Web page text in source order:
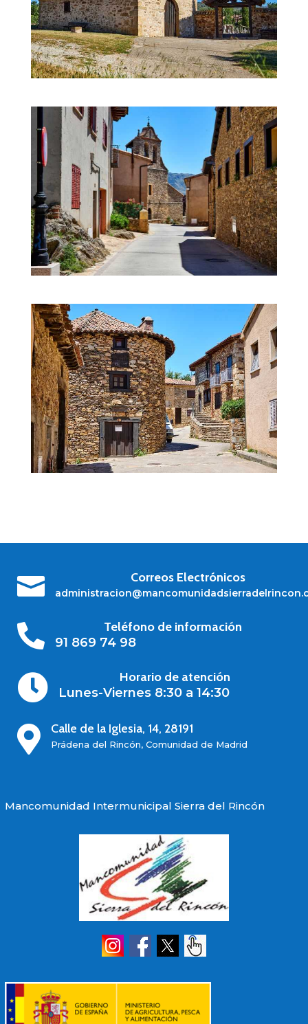
 Correos Electrónicos

Teléfono de información
91 869 74 98

Horario de atención
Lunes-Viernes 8:30 a 14:30
 Calle de la Iglesia, 14, 28191
Prádena del Rincón, Comunidad de Madrid
Mancomunidad Intermunicipal Sierra del Rincón